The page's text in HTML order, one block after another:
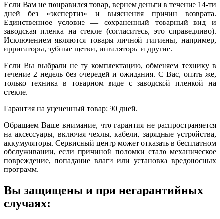
Если Вам не понравился товар, вернем деньги в течение 14-ти
дней без «экспертиз» и выяснения причин возврата.
Единственное условие — сохраненный товарный вид и
заводская пленка на стекле (согласитесь, это справедливо).
Исключением являются товары личной гигиены, например,
ирригаторы, зубные щетки, ингаляторы и другие.
Если Вы выбрали не ту комплектацию, обменяем технику в
течение 2 недель без очередей и ожидания. С Вас, опять же,
только техника в товарном виде с заводской пленкой на
стекле.
Гарантия на уцененный товар: 90 дней.
Обращаем Ваше внимание, что гарантия не распространяется
на аксессуары, включая чехлы, кабели, зарядные устройства,
аккумуляторы. Сервисный центр может отказать в бесплатном
обслуживании, если причиной поломки стало механическое
повреждение, попадание влаги или установка вредоносных
программ.
Вы защищены и при негарантийных
случаях: